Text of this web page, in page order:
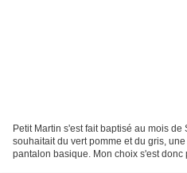
Petit Martin s'est fait baptisé au mois
souhaitait du vert pomme et du gris,
pantalon basique. Mon choix s'est